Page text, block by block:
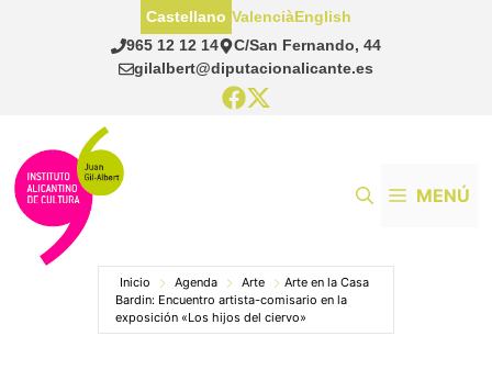
965 12 12 14
C/San Fernando, 44
gilalbert@diputacionalicante.es
Castellano ValenciàEnglish
MENÚ
Inicio Agenda Arte
Arte en la Casa
Bardin: Encuentro artista-comisario en la
exposición «Los hijos del ciervo»